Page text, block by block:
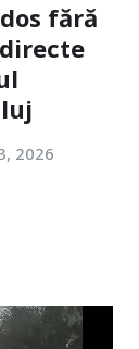
fără
2026